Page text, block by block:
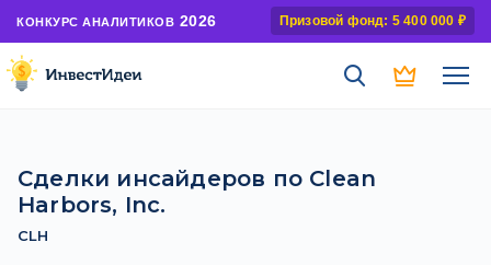
КОНКУРС АНАЛИТИКОВ 2026 Призовой фонд: 5 400 000 ₽
Сделки инсайдеров по Clean
Harbors, Inc.
CLH